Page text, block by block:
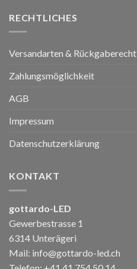
RECHTLICHES
Versandarten & Rückgaberecht
Zahlungsmöglichkeit
AGB
Impressum
Datenschutzerklärung
KONTAKT
gottardo-LED
Gewerbestrasse 1
6314 Unterägeri
Mail: info@gottardo-led.ch